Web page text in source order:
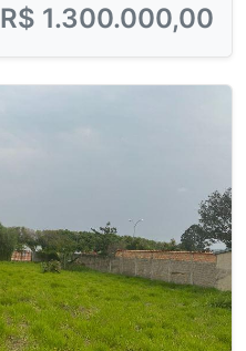
R$ 1.300.000,00